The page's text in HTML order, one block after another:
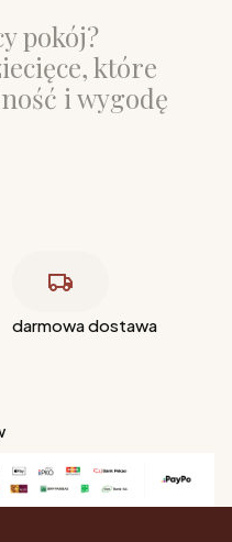
pokój?
które
i wygodę
darmowa dostawa